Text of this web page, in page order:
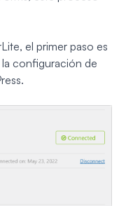
el primer paso es
la configuración de